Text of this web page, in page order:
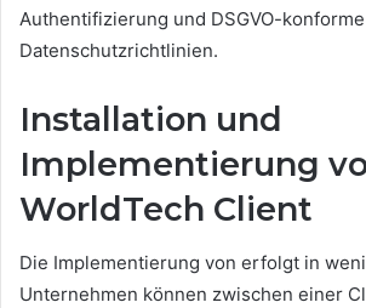
Authentifizierung und DSGVO-konforme
Datenschutzrichtlinien.
Installation und
Implementierung
WorldTech Client
Die Implementierung von erfolgt in
Unternehmen können zwischen einer